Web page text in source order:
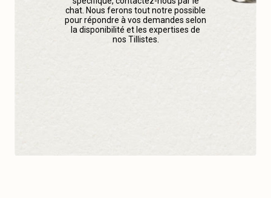
chat. Nous ferons tout notre possible
pour répondre à vos demandes selon
la disponibilité et les expertises de
nos Tillistes.